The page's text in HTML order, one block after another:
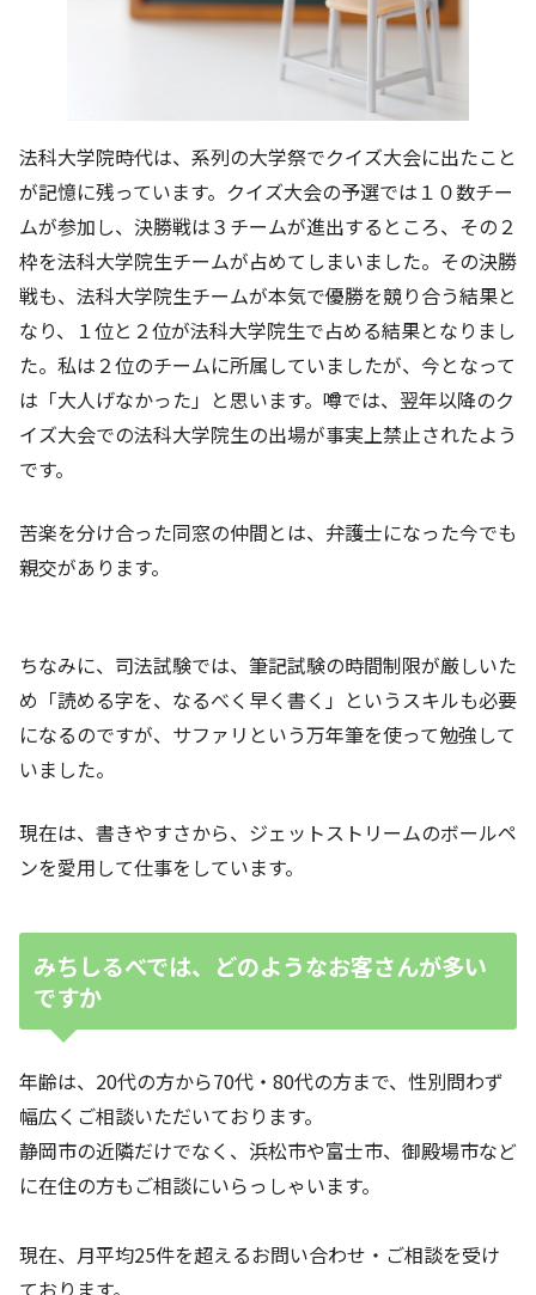
法科大学院時代は、系列の大学祭でクイズ大会に出たこと
が記憶に残っています。クイズ大会の予選では１０数チー
ムが参加し、決勝戦は３チームが進出するところ、その２
枠を法科大学院生チームが占めてしまいました。その決勝
戦も、法科大学院生チームが本気で優勝を競り合う結果と
なり、１位と２位が法科大学院生で占める結果となりまし
た。私は２位のチームに所属していましたが、今となって
は「大人げなかった」と思います。噂では、翌年以降のク
イズ大会での法科大学院生の出場が事実上禁止されたよう
です。
苦楽を分け合った同窓の仲間とは、弁護士になった今でも
親交があります。
ちなみに、司法試験では、筆記試験の時間制限が厳しいた
め「読める字を、なるべく早く書く」というスキルも必要
になるのですが、サファリという万年筆を使って勉強して
いました。
現在は、書きやすさから、ジェットストリームのボールペ
ンを愛用して仕事をしています。
みちしるべでは、どのようなお客さんが多い
ですか
年齢は、20代の方から70代・80代の方まで、性別問わず
幅広くご相談いただいております。
静岡市の近隣だけでなく、浜松市や富士市、御殿場市など
に在住の方もご相談にいらっしゃいます。
現在、月平均25件を超えるお問い合わせ・ご相談を受け
ております。